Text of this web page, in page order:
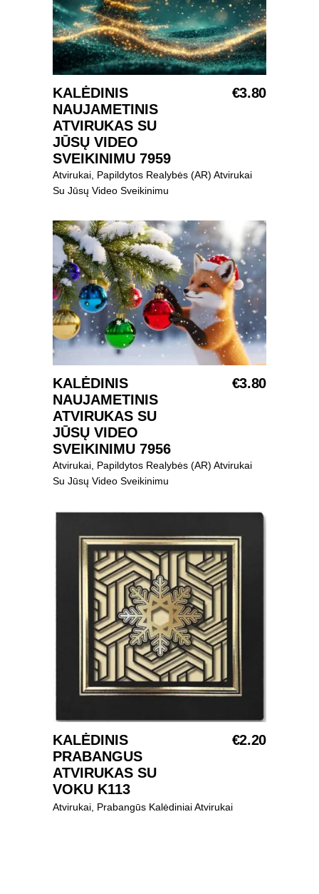
Į KREPŠELĮ
KALĖDINIS
NAUJAMETINIS
ATVIRUKAS SU
JŪSŲ VIDEO
SVEIKINIMU 7959
€3.80
Atvirukai, Papildytos Realybės (AR) Atvirukai
Su Jūsų Video Sveikinimu
Į KREPŠELĮ
KALĖDINIS
NAUJAMETINIS
ATVIRUKAS SU
JŪSŲ VIDEO
SVEIKINIMU 7956
€3.80
Atvirukai Papildytos Realybės (AR) Atvirukai
Su Jūsų Video Sveikinimu
Į KREPŠELĮ
KALĖDINIS
PRABANGUS
ATVIRUKAS SU
VOKU K113
€2.20
Atvirukai Prabangūs Kalėdiniai Atvirukai